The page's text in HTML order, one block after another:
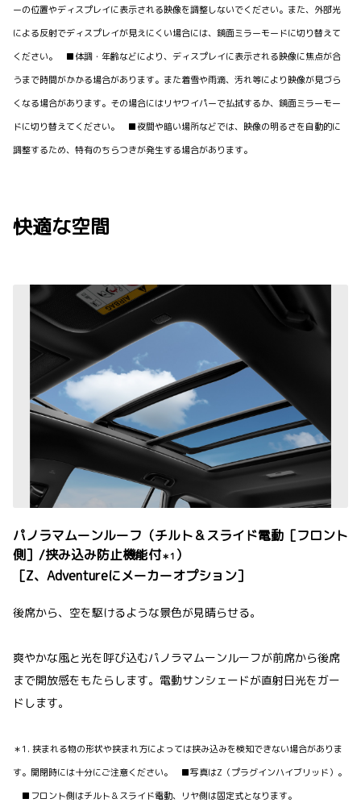
ーの位置やディスプレイに表示される映像を調整しないでください。また、外部光
による反射でディスプレイが見えにくい場合には、鏡面ミラーモードに切り替えて
ください。 ■体調・年齢などにより、ディスプレイに表示される映像に焦点が合
うまで時間がかかる場合があります。また着雪や雨滴、汚れ等により映像が見づら
くなる場合があります。その場合にはリヤワイパーで払拭するか、鏡面ミラーモー
ドに切り替えてください。 ■夜間や暗い場所などでは、映像の明るさを自動的に
調整するため、特有のちらつきが発生する場合があります。
快適な空間
パノラマムーンルーフ（チルト＆スライド電動［フロント
側］/挟み込み防止機能付＊1 ）
［Z、Adventureにメーカーオプション］
後席から、空を駆けるような景色が見晴らせる。
爽やかな風と光を呼び込むパノラマムーンルーフが前席から後席
まで開放感をもたらします。電動サンシェードが直射日光をガー
ドします。
＊1. 挟まれる物の形状や挟まれ方によっては挟み込みを検知できない場合がありま
す。開閉時には十分にご注意ください。 ■写真はZ（プラグインハイブリッド）。
■フロント側はチルト＆スライド電動、リヤ側は固定式となります。